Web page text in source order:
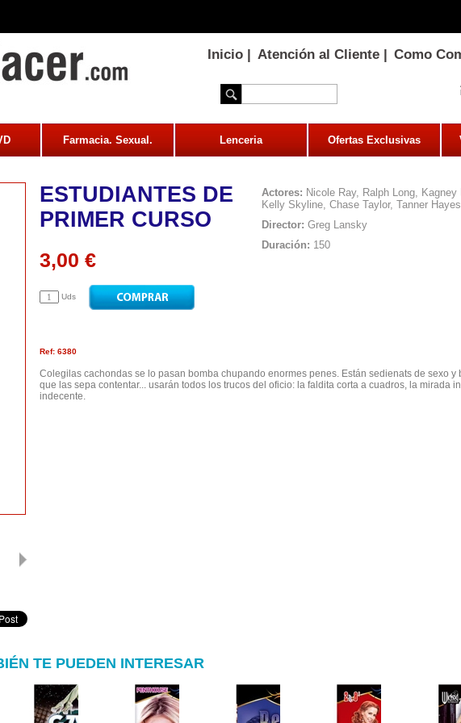
Inicio | Atención al Cliente | Como
Farmacia. Sexual. Lenceria Ofertas Exclusivas
ESTUDIANTES DE
PRIMER CURSO
3,00 €
Uds
Actores: Nicole Ray, Ralph Long,
Kelly Skyline, Chase Taylor, Tanner
Director: Greg Lansky
Duración: 150
Ref: 6380
Colegilas cachondas se lo pasan bomba chupando enormes penes. Están sedienats de sexo y
que las sepa contentar... usarán todos los trucos del oficio: la faldita corta a cuadros, la mirada
indecente.
TE PUEDEN INTERESAR